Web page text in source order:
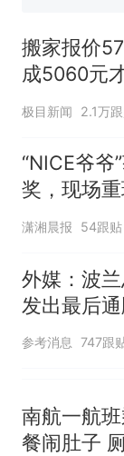
搬家报价
成5060元
子傻眼
极目新闻 2.1万
“NICE爷爷
奖，现场
包，向中
潇湘晨报 54跟贴
外媒：波
发出最后
参考消息 747跟
南航一航
餐闹肚子